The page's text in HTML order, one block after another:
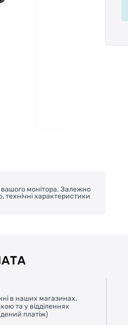
вашого монітора. Залежно
технічні характеристики
в наших магазинах,
та у відділеннях
платіж)